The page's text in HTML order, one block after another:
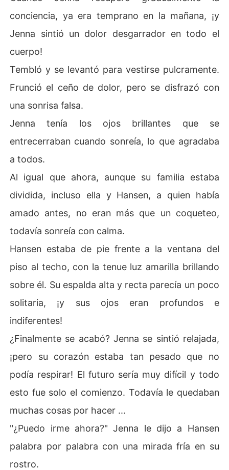
conciencia, ya era temprano en la mañana, ¡y
Jenna sintió un dolor desgarrador en todo el
cuerpo!
Tembló y se levantó para vestirse pulcramente.
Frunció el ceño de dolor, pero se disfrazó con
una sonrisa falsa.
Jenna tenía los ojos brillantes que se
entrecerraban cuando sonreía, lo que agradaba
a todos.
Al igual que ahora, aunque su familia estaba
dividida, incluso ella y Hansen, a quien había
amado antes, no eran más que un coqueteo,
todavía sonreía con calma.
Hansen estaba de pie frente a la ventana del
piso al techo, con la tenue luz amarilla brillando
sobre él. Su espalda alta y recta parecía un poco
solitaria, ¡y sus ojos eran profundos e
indiferentes!
¿Finalmente se acabó? Jenna se sintió relajada,
¡pero su corazón estaba tan pesado que no
podía respirar! El futuro sería muy difícil y todo
esto fue solo el comienzo. Todavía le quedaban
muchas cosas por hacer ...
"¿Puedo irme ahora?" Jenna le dijo a Hansen
palabra por palabra con una mirada fría en su
rostro.